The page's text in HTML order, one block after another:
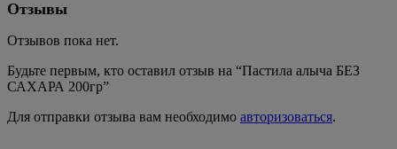
Отзывы
Отзывов пока нет.
Будьте первым, кто оставил отзыв на “Пастила алыча БЕЗ
САХАРА 200гр”
Для отправки отзыва вам необходимо авторизоваться.